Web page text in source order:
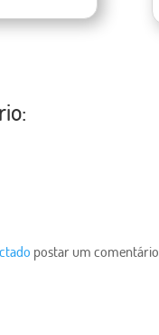
postar um comentário.